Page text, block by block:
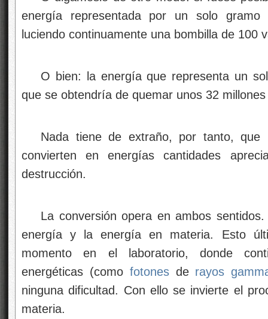
energía representada por un solo
luciendo continuamente una bombilla de 100
O bien: la energía que representa un
que se obtendría de quemar unos 32
Nada tiene de extraño, por tanto, que
convierten en energías cantidades
destrucción.
La conversión opera en ambos
energía y la energía en materia. Esto
momento en el laboratorio, donde
energéticas (como fotonesde rayos
ninguna dificultad. Con ello se invierte el
materia.